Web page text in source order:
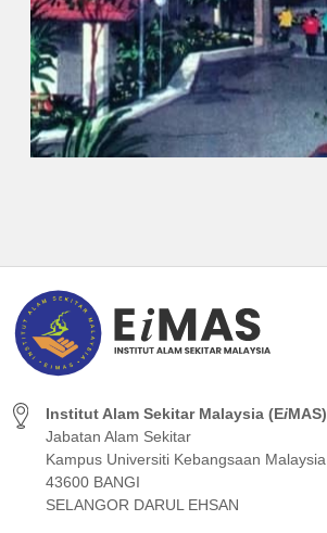
Institut Alam Sekitar Malaysia (EiMAS)
Jabatan Alam Sekitar
Kampus Universiti Kebangsaan Malaysia
43600 BANGI
SELANGOR DARUL EHSAN